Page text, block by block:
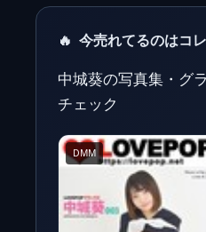
🔥 今売れてるのはコ
中城葵の写真集・グ
チェック
DMM